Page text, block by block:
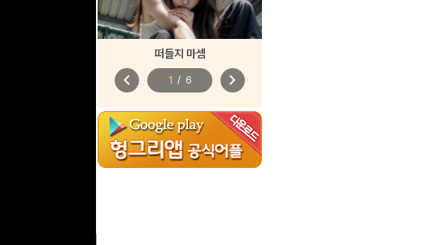
떠들지 마셈
chevron_left 1 / 6 chevron_right